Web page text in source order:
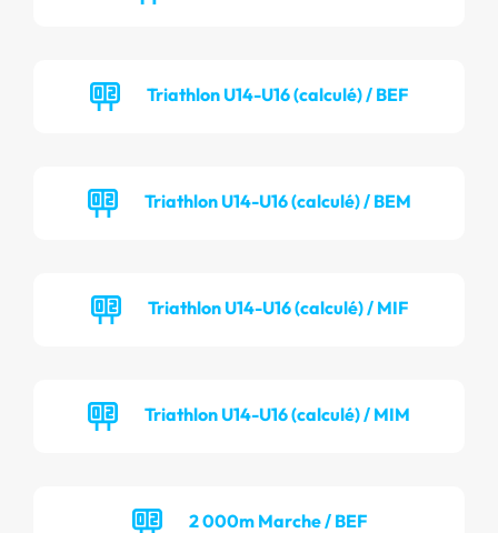
Triathlon U14-U16 (calculé) / BEF
Triathlon U14-U16 (calculé) / BEM
Triathlon U14-U16 (calculé) / MIF
Triathlon U14-U16 (calculé) / MIM
2 000m Marche / BEF